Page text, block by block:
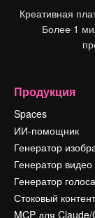
Креативная
Более 1
Продукция
Spaces
ИИ-помощник
Генератор
Генератор
Генератор
Стоковый контент
MCP для